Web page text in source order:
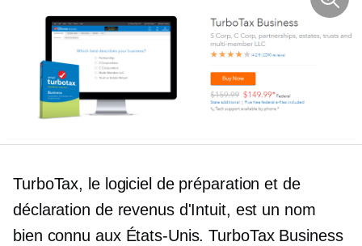
TurboTax, le logiciel de préparation et de
déclaration de revenus d'Intuit, est un nom
bien connu aux États-Unis. TurboTax Business